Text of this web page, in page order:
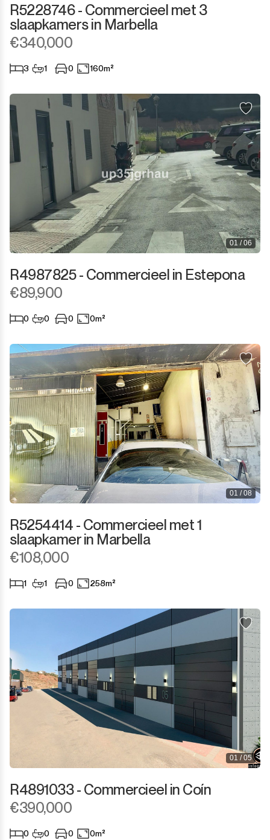
Sotogrande Marina
Valle Romano
Castellar de la Frontera
Jimena de la Frontera
Tarifa
R5228746 - Commercieel met 3
slaapkamers in Marbella
€340,000
3 1 0 160m²
01 / 06
R4987825 - Commercieel in Estepona
€89,900
0 0 0 0m²
01 / 08
R5254414 - Commercieel met 1
slaapkamer in Marbella
€108,000
1 1 0 258m²
01 / 05
R4891033 - Commercieel in Coín
€390,000
0 0 0 0m²